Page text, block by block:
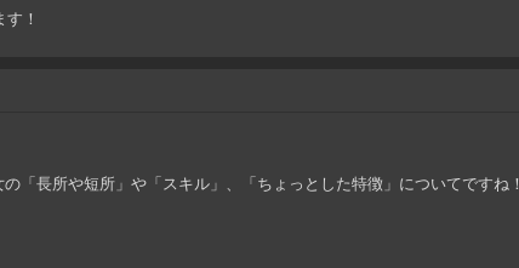
！
長所や短所」や「スキル」、「ちょっとした特徴」についてですね！